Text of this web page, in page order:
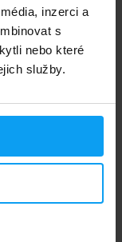
inzerci a
s
nebo které
služby.